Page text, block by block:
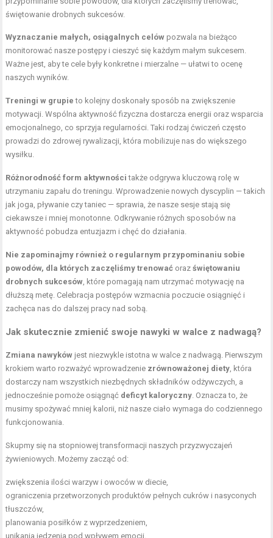
świętowanie drobnych sukcesów.
Wyznaczanie małych, osiągalnych celów pozwala na bieżąco
monitorować nasze postępy i cieszyć się każdym małym sukcesem.
Ważne jest, aby te cele były konkretne i mierzalne — ułatwi to ocenę
naszych wyników.
Treningi w grupie to kolejny doskonały sposób na zwiększenie
motywacji. Wspólna aktywność fizyczna dostarcza energii oraz wsparcia
emocjonalnego, co sprzyja regularności. Taki rodzaj ćwiczeń często
prowadzi do zdrowej rywalizacji, która mobilizuje nas do większego
wysiłku.
Różnorodność form aktywności także odgrywa kluczową rolę w
utrzymaniu zapału do treningu. Wprowadzenie nowych dyscyplin — takich
jak joga, pływanie czy taniec — sprawia, że nasze sesje stają się
ciekawsze i mniej monotonne. Odkrywanie różnych sposobów na
aktywność pobudza entuzjazm i chęć do działania.
Nie zapominajmy również o regularnym przypominaniu sobie
powodów, dla których zaczęliśmy trenować orazświętowaniu
drobnych sukcesów , które pomagają nam utrzymać motywację na
dłuższą metę. Celebracja postępów wzmacnia poczucie osiągnięć i
zachęca nas do dalszej pracy nad sobą.
Jak skutecznie zmienić swoje nawyki w walce z nadwagą?
Zmiana nawyków jest niezwykle istotna w walce z nadwagą. Pierwszym
krokiem warto rozważyć wprowadzenie zrównoważonej diety , która
dostarczy nam wszystkich niezbędnych składników odżywczych, a
jednocześnie pomoże osiągnąć deficyt kaloryczny . Oznacza to, że
musimy spożywać mniej kalorii, niż nasze ciało wymaga do codziennego
funkcjonowania.
Skupmy się na stopniowej transformacji naszych przyzwyczajeń
żywieniowych. Możemy zacząć od:
zwiększenia ilościwarzyw i owoców w diecie,
ograniczenia przetworzonych produktów pełnych cukrów i nasyconych
tłuszczów,
planowania posiłków z wyprzedzeniem,
unikania jedzenia pod wpływem emocji.